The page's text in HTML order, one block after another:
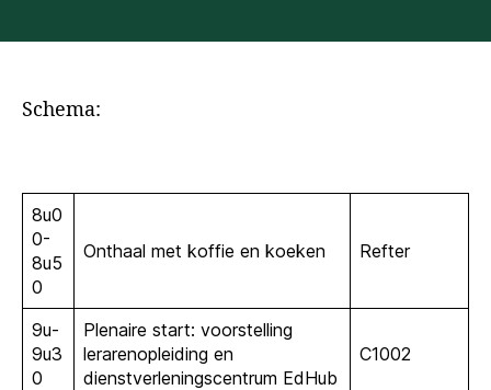
Schema:
8u0
0-
8u5
0
Onthaal met koffie en koeken Refter
9u-
9u3
0
Plenaire start: voorstelling
lerarenopleiding en
dienstverleningscentrum EdHub
C1002